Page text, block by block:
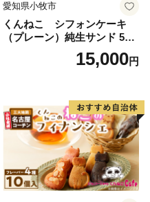
以上「蕎麦屋」という屋
となじみが深い地域。
す。
愛知県小牧市
くんねこ シフォンケーキ
（プレーン）純生サンド 5個
15,000円